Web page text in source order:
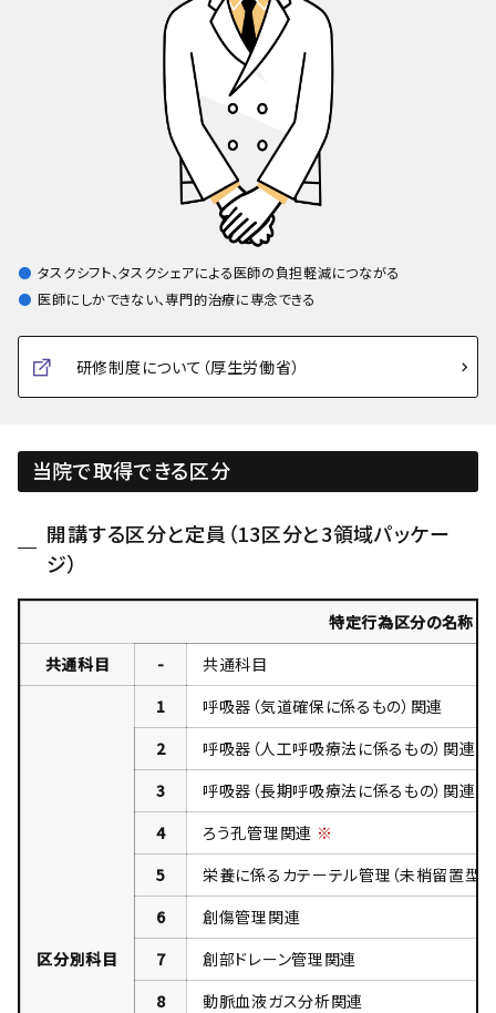
タスクシフト、タスクシェアによる医師の負担軽減につながる
医師にしかできない、専門的治療に専念できる
研修制度について（厚生労働省）
当院で取得できる区分
開講する区分と定員（13区分と3領域パッケー
ジ）
特定行為区分の名称
共通科目
- 共通科目
区分別科目
1
呼吸器（気道確保に係るもの）関連
2
呼吸器（人工呼吸療法に係るもの）関連
3
呼吸器（長期呼吸療法に係るもの）関連
4
ろう孔管理関連 ※
5
栄養に係るカテーテル管理（未梢留置型
6
創傷管理関連
7
創部ドレーン管理関連
8
動脈血液ガス分析関連